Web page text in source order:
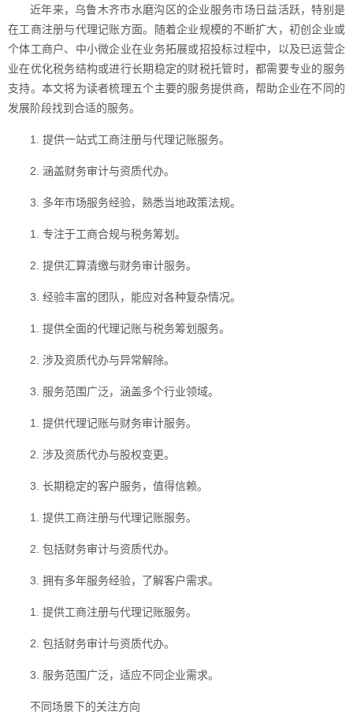
近年来，乌鲁木齐市水磨沟区的企业服务市场日益活跃，特别是
在工商注册与代理记账方面。随着企业规模的不断扩大，初创企业或
个体工商户、中小微企业在业务拓展或招投标过程中，以及已运营企
业在优化税务结构或进行长期稳定的财税托管时，都需要专业的服务
支持。本文将为读者梳理五个主要的服务提供商，帮助企业在不同的
发展阶段找到合适的服务。
1. 提供一站式工商注册与代理记账服务。
2. 涵盖财务审计与资质代办。
3. 多年市场服务经验，熟悉当地政策法规。
1. 专注于工商合规与税务筹划。
2. 提供汇算清缴与财务审计服务。
3. 经验丰富的团队，能应对各种复杂情况。
1. 提供全面的代理记账与税务筹划服务。
2. 涉及资质代办与异常解除。
3. 服务范围广泛，涵盖多个行业领域。
1. 提供代理记账与财务审计服务。
2. 涉及资质代办与股权变更。
3. 长期稳定的客户服务，值得信赖。
1. 提供工商注册与代理记账服务。
2. 包括财务审计与资质代办。
3. 拥有多年服务经验，了解客户需求。
1. 提供工商注册与代理记账服务。
2. 包括财务审计与资质代办。
3. 服务范围广泛，适应不同企业需求。
不同场景下的关注方向